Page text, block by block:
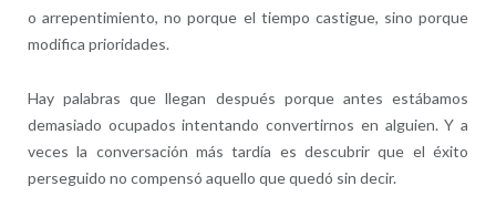
o arrepentimiento, no porque el tiempo castigue, sino porque
modifica prioridades.
Hay palabras que llegan después porque antes estábamos
demasiado ocupados intentando convertirnos en alguien. Y a
veces la conversación más tardía es descubrir que el éxito
perseguido no compensó aquello que quedó sin decir.